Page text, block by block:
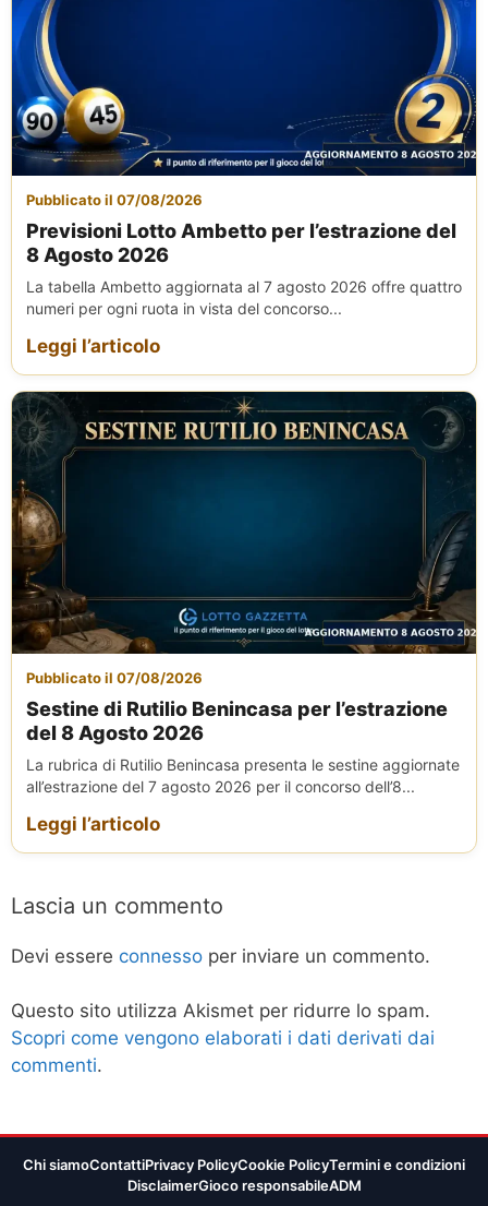
Pubblicato il 07/08/2026
Previsioni Lotto Ambetto per l’estrazione del
8 Agosto 2026
La tabella Ambetto aggiornata al 7 agosto 2026 offre quattro
numeri per ogni ruota in vista del concorso...
Leggi l’articolo
Pubblicato il 07/08/2026
Sestine di Rutilio Benincasa per l’estrazione
del 8 Agosto 2026
La rubrica di Rutilio Benincasa presenta le sestine aggiornate
all’estrazione del 7 agosto 2026 per il concorso dell’8...
Leggi l’articolo
Lascia un commento
Devi essere connesso per inviare un commento.
Questo sito utilizza Akismet per ridurre lo spam.
Scopri come vengono elaborati i dati derivati dai
commenti.
Chi siamoContattiPrivacy PolicyCookie PolicyTermini e condizioni
DisclaimerGioco responsabileADM